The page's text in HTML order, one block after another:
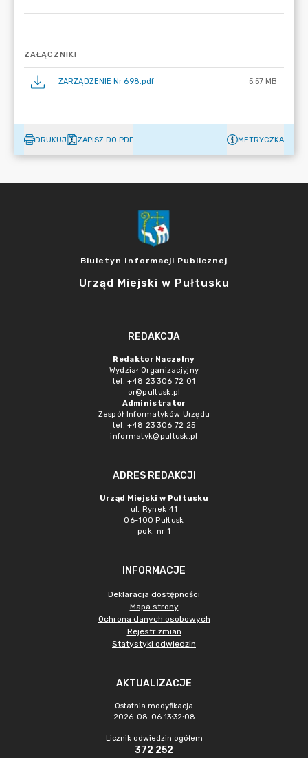
ZAŁĄCZNIKI
ZARZĄDZENIE Nr 698.pdf 5.57 MB
DRUKUJ ZAPISZ DO PDF METRYCZKA
Biuletyn Informacji Publicznej
Urząd Miejski w Pułtusku
REDAKCJA
Redaktor Naczelny
Wydział Organizacjyjny
tel. +48 23 306 72 01
or@pultusk.pl
Administrator
Zespół Informatyków Urzędu
tel. +48 23 306 72 25
informatyk@pultusk.pl
ADRES REDAKCJI
Urząd Miejski w Pułtusku
ul. Rynek 41
06-100 Pułtusk
pok. nr 1
INFORMACJE
Deklaracja dostępności
Mapa strony
Ochrona danych osobowych
Rejestr zmian
Statystyki odwiedzin
AKTUALIZACJE
Ostatnia modyfikacja
2026-08-06 13:32:08
Licznik odwiedzin ogółem
372 252